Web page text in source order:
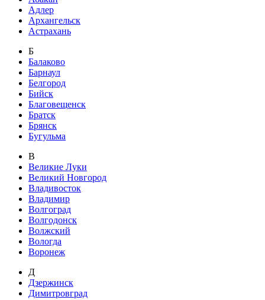
Адлер
Архангельск
Астрахань
Б
Балаково
Барнаул
Белгород
Бийск
Благовещенск
Братск
Брянск
Бугульма
В
Великие Луки
Великий Новгород
Владивосток
Владимир
Волгоград
Волгодонск
Волжский
Вологда
Воронеж
Д
Дзержинск
Димитровград